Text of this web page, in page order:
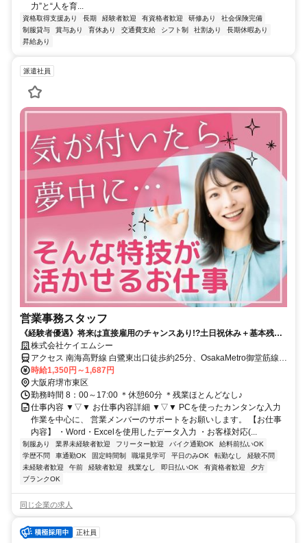
力”と“人を育...
資格取得支援あり 長期 経験者歓迎 有資格者歓迎 研修あり
社会保険完備
制服貸与
賞与あり 育休あり 交通費支給 シフト制 社割あり
長期休暇あり
昇給あり
派遣社員
営業事務スタッフ
《経験者優遇》将来は直接雇用のチャンスあり!?土日祝休み＋基本残業
なし♪最大時給1687円★車通勤OK(駐車場あり)◎
株式会社ケイエムシー
アクセス 南海高野線 白鷺東出口徒歩約25分、OsakaMetro御堂筋線
新金岡3番口徒歩約27分、南海高野線 初芝徒歩約27分 大阪メトロ
「新金岡駅」より車12分／「初芝駅」より自転車8分／「白鷺駅」よ
り自転車11分／「中百舌鳥駅」より自転車14分★車・バイク・自転
車通勤OK(敷地内に駐車場あり)
時給1,350円～1,687円
大阪府堺市東区
勤務時間 8：00～17:00 ＊休憩60分 ＊残業ほとんどなし♪
仕事内容 ▼▽▼ お仕事内容詳細 ▼▽▼ PCを使ったカンタンな入力
作業を中心に、 営業メンバーのサポートをお願いします。 【お仕事
内容】 ・Word・Excelを使用したデータ入力 ・お客様対応(...
制服あり 業界未経験者歓迎 フリーター歓迎 バイク通勤OK
給料前払いOK
学歴不問
車通勤OK 固定時間制 職場見学可 平日のみOK 転勤なし
経験不問
未経験者歓迎
午前 経験者歓迎 残業なし 即日払いOK 有資格者歓迎
夕方
ブランクOK
同じ企業の求人
正社員